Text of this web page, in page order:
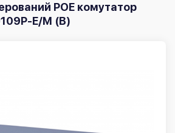
POE комутатор
E/M (B)